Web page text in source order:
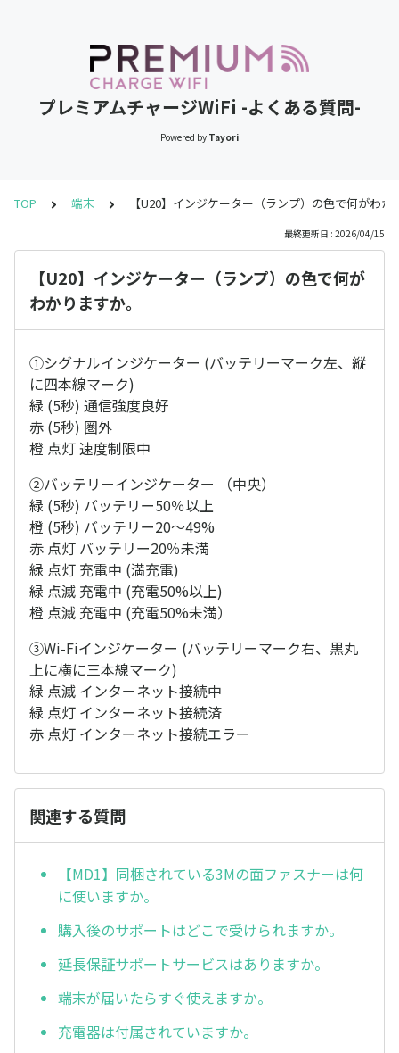
プレミアムチャージWiFi -よくある質問-
Powered by Tayori
TOP 端末 【U20】インジケーター（ランプ）の色で何がわか
最終更新日 : 2026/04/15
【U20】インジケーター（ランプ）の色で何が
わかりますか。
①シグナルインジケーター (バッテリーマーク左、縦
に四本線マーク)
緑 (5秒) 通信強度良好
赤 (5秒) 圏外
橙 点灯 速度制限中
②バッテリーインジケーター （中央）
緑 (5秒) バッテリー50％以上
橙 (5秒) バッテリー20～49%
赤 点灯 バッテリー20％未満
緑 点灯 充電中 (満充電)
緑 点滅 充電中 (充電50%以上)
橙 点滅 充電中 (充電50%未満）
③Wi-Fiインジケーター (バッテリーマーク右、黒丸
上に横に三本線マーク)
緑 点滅 インターネット接続中
緑 点灯 インターネット接続済
赤 点灯 インターネット接続エラー
関連する質問
【MD1】同梱されている3Mの面ファスナーは何
に使いますか。
購入後のサポートはどこで受けられますか。
延長保証サポートサービスはありますか。
端末が届いたらすぐ使えますか。
充電器は付属されていますか。